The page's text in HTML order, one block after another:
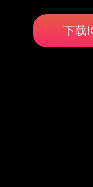
下载